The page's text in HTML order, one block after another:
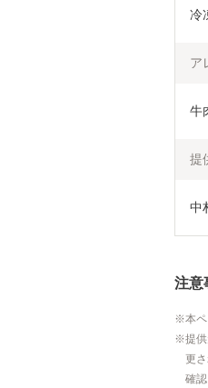
冷
ア
牛
提
中
注意
本
提
更
確認